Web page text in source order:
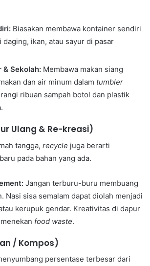
Biasakan membawa kontainer sendiri
daging, ikan, atau sayur di pasar
& Sekolah: Membawa makan siang
dan air minum dalam tumbler
ribuan sampah botol dan plastik
Ulang & Re-kreasi)
tangga, recycle juga berarti
pada bahan yang ada.
Jangan terburu-buru membuang
Nasi sisa semalam dapat diolah menjadi
kerupuk gendar. Kreativitas di dapur
food waste.
/ Kompos)
persentase terbesar dari